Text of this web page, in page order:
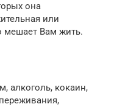
она
или
мешает Вам жить.
алкоголь, кокаин,